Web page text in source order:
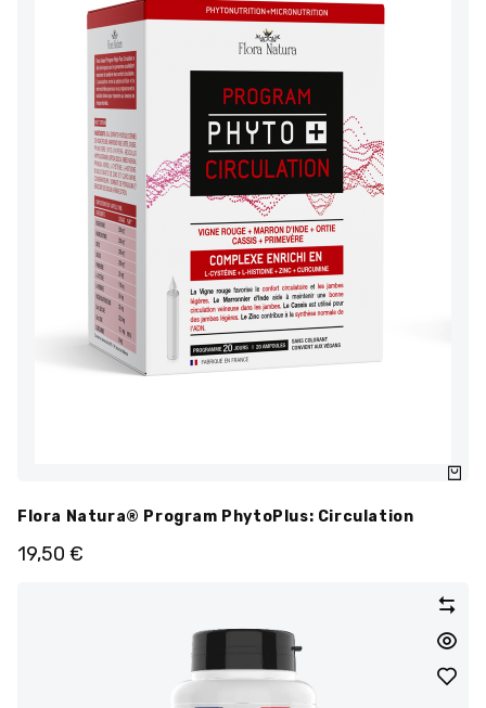
Flora Natura® Program PhytoPlus: Circulation
19,50 €